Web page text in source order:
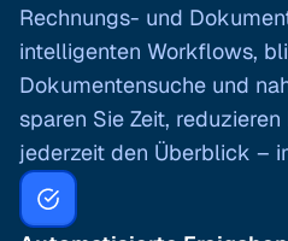
Rechnungs- und
intelligenten Workflows,
Dokumentensuche und
sparen Sie Zeit,
jederzeit den Überblick –